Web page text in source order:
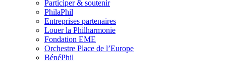
Participer & soutenir
PhilaPhil
Entreprises partenaires
Louer la Philharmonie
Fondation EME
Orchestre Place de l’Europe
BénéPhil